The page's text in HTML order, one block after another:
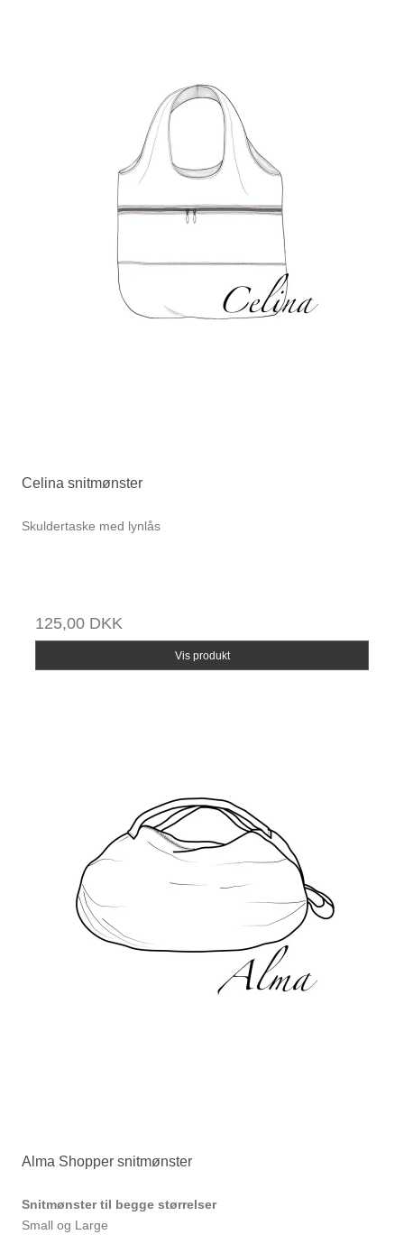
Celina snitmønster
Skuldertaske med lynlås
125,00 DKK
Vis produkt
Alma Shopper snitmønster
Snitmønster til begge størrelser
Small og Large